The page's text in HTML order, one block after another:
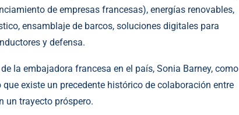
de empresas francesas), energías renovables,
ensamblaje de barcos, soluciones digitales para
y defensa.
la embajadora francesa en el país, Sonia Barney, como
existe un precedente histórico de colaboración entre
un trayecto próspero.